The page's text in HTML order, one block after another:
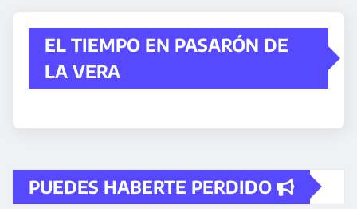
EL TIEMPO EN PASARÓN DE
LA VERA
PUEDES HABERTE PERDIDO